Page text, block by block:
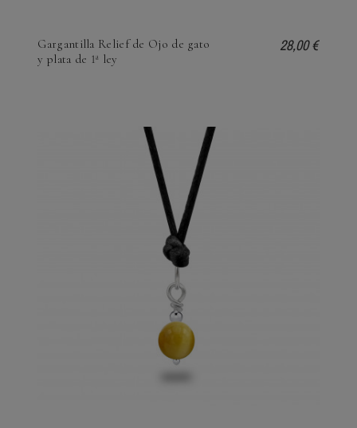
Gargantilla Relief de Ojo de gato
y plata de 1ª ley
28,00 €